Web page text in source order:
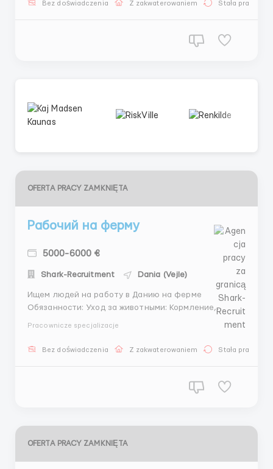
Bez doświadczenia Z zakwaterowaniem Stała praca
OFERTA PRACY ZAMKNIĘTA
Рабочий на ферму
5000-6000 €
Shark-Recruitment Dania (Vejle)
Ищем людей на работу в Данию на ферме
Обязанности: Уход за животными: Кормление,
почвы: Подготовка почвы к посеву или посадке,
Pracownicze specjalizacje
Bez doświadczenia Z zakwaterowaniem Stała praca
OFERTA PRACY ZAMKNIĘTA